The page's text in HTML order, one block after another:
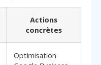
Appelez
Actions
concrètes
Optimisation